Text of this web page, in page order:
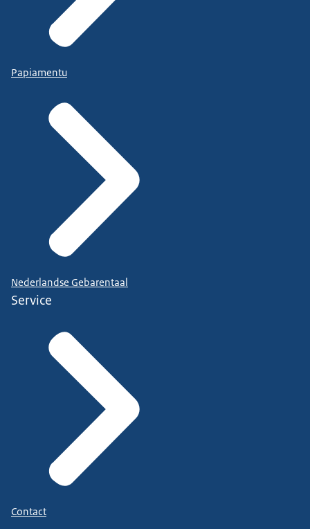
Papiamentu
Nederlandse Gebarentaal
Service
Contact